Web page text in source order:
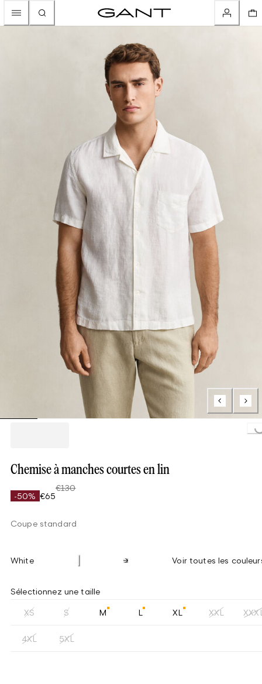
Loading...
Chemise à manches courtes en lin
-50% €65
€130
Coupe standard
White Voir toutes les
Sélectionnez une taille
XS S M L XL XXL
4XL 5XL